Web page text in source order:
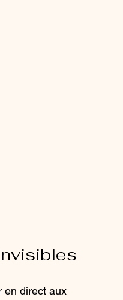
en direct aux